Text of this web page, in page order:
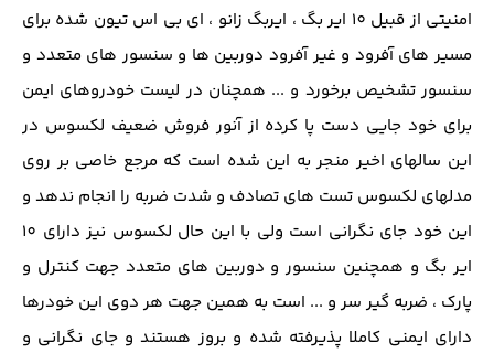
امنیتی از قبیل 10 ایر بگ ، ایربگ زانو ، ای بی اس تیون شده برای
مسیر های آفرود و غیر آفرود دوربین ها و سنسور های متعدد و
سنسور تشخیص برخورد و ... همچنان در لیست خودروهای ایمن
برای خود جایی دست پا کرده از آنور فروش ضعیف لکسوس در
این سالهای اخیر منجر به این شده است که مرجع خاصی بر روی
مدلهای لکسوس تست های تصادف و شدت ضربه را انجام ندهد و
این خود جای نگرانی است ولی با این حال لکسوس نیز دارای 10
ایر بگ و همچنین سنسور و دوربین های متعدد جهت کنترل و
پارک ، ضربه گیر سر و ... است به همین جهت هر دوی این خودرها
دارای ایمنی کاملا پذیرفته شده و بروز هستند و جای نگرانی و